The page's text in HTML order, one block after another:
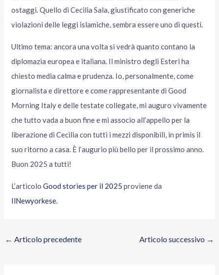
ostaggi. Quello di Cecilia Sala, giustificato con generiche
violazioni delle leggi islamiche, sembra essere uno di questi.
Ultimo tema: ancora una volta si vedrà quanto contano la
diplomazia europea e italiana. Il ministro degli Esteri ha
chiesto media calma e prudenza. Io, personalmente, come
giornalista e direttore e come rappresentante di Good
Morning Italy e delle testate collegate, mi auguro vivamente
che tutto vada a buon fine e mi associo all’appello per la
liberazione di Cecilia con tutti i mezzi disponibili, in primis il
suo ritorno a casa. È l’augurio più bello per il prossimo anno.
Buon 2025 a tutti!
L’articoloGood stories per il 2025 proviene da
IlNewyorkese.
← Articolo precedente Articolo successivo →